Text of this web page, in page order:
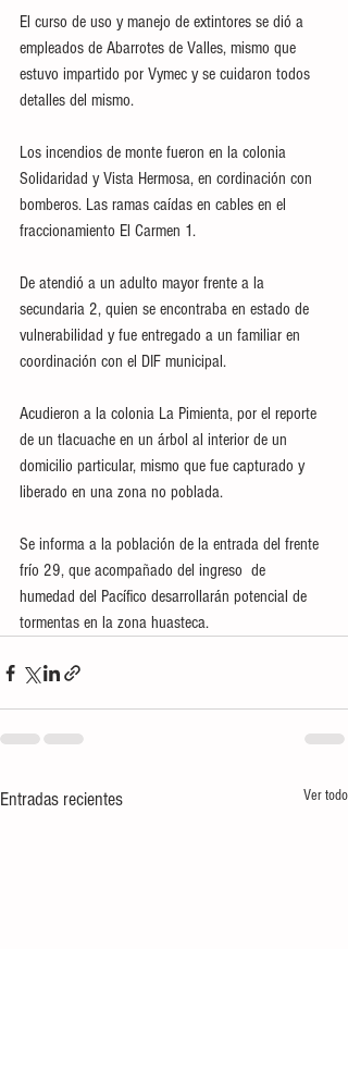
El curso de uso y manejo de extintores se dió a
empleados de Abarrotes de Valles, mismo que
estuvo impartido por Vymec y se cuidaron todos
detalles del mismo.
Los incendios de monte fueron en la colonia
Solidaridad y Vista Hermosa, en cordinación con
bomberos. Las ramas caídas en cables en el
fraccionamiento El Carmen 1.
De atendió a un adulto mayor frente a la
secundaria 2, quien se encontraba en estado de
vulnerabilidad y fue entregado a un familiar en
coordinación con el DIF municipal.
Acudieron a la colonia La Pimienta, por el reporte
de un tlacuache en un árbol al interior de un
domicilio particular, mismo que fue capturado y
liberado en una zona no poblada.
Se informa a la población de la entrada del frente
frío 29, que acompañado del ingreso  de
humedad del Pacífico desarrollarán potencial de
tormentas en la zona huasteca.
Entradas recientes Ver todo